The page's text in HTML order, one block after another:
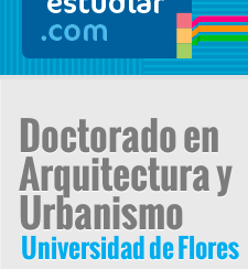
Doctorado en
Arquitectura y
Urbanismo
Universidad de Flores